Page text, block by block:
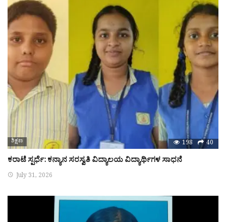
ಶಿಕ್ಷಣ 198 40
ಕರಾಟೆ ಸ್ಪರ್ಧೆ: ಕನ್ಯಾನ ಸರಸ್ವತಿ ವಿದ್ಯಾಲಯ ವಿದ್ಯಾರ್ಥಿಗಳ ಸಾಧನೆ
July 31, 2026